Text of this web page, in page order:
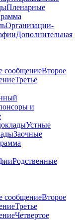
Пленарные
Организации-
Дополнительная
сообщениеВторое
Третье
и
Устные
Заочные
Родственные
сообщениеВторое
Третье
Четвертое